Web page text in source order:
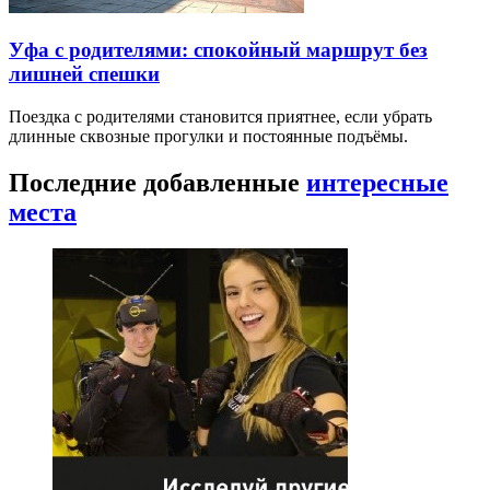
Уфа с родителями: спокойный маршрут без
лишней спешки
Поездка с родителями становится приятнее, если убрать
длинные сквозные прогулки и постоянные подъёмы.
Последние добавленные интересные
места